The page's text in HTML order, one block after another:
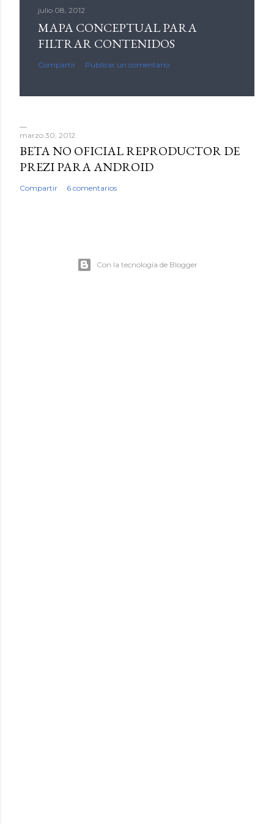
julio 08, 2012
MAPA CONCEPTUAL PARA
FILTRAR CONTENIDOS
Compartir Publicar un comentario
marzo 30, 2012
BETA NO OFICIAL REPRODUCTOR DE
PREZI PARA ANDROID
Compartir 6 comentarios
Con la tecnología de Blogger